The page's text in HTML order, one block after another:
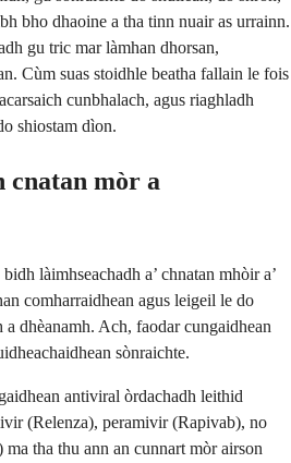
bho dhaoine a tha tinn nuair as urrainn.
gu tric mar làmhan dhorsan,
Cùm suas stoidhle beatha fallain le fois
cunbhalach, agus riaghladh
shiostam dìon.
cnatan mòr a
làimhseachadh a’ chnatan mhòir a’
comharraidhean agus leigeil le do
dhèanamh. Ach, faodar cungaidhean
sònraichte.
antiviral òrdachadh leithid
(Relenza), peramivir (Rapivab), no
tha thu ann an cunnart mòr airson